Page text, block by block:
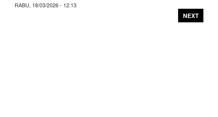
RABU, 18/03/2026 - 12:13
NEXT